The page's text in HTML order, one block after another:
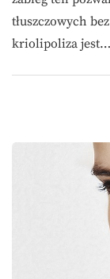
tłuszczowych
kriolipoliza jest…